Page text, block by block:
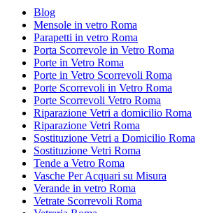
Blog
Mensole in vetro Roma
Parapetti in vetro Roma
Porta Scorrevole in Vetro Roma
Porte in Vetro Roma
Porte in Vetro Scorrevoli Roma
Porte Scorrevoli in Vetro Roma
Porte Scorrevoli Vetro Roma
Riparazione Vetri a domicilio Roma
Riparazione Vetri Roma
Sostituzione Vetri a Domicilio Roma
Sostituzione Vetri Roma
Tende a Vetro Roma
Vasche Per Acquari su Misura
Verande in vetro Roma
Vetrate Scorrevoli Roma